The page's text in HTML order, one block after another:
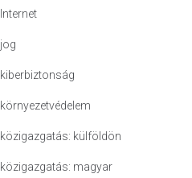
Internet
jog
kiberbiztonság
környezetvédelem
közigazgatás: külföldön
közigazgatás: magyar